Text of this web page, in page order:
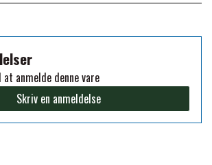
GROOMING & STALD
EQUINE RYTTER
LIKIT
MUSTAD
NAF
anmelde denne vare
Skriv en anmeldelse